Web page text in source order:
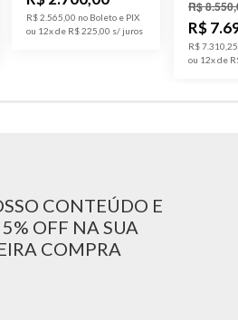
R$ 2.565,00 no Boleto e PIX
ou 12x de R$ 225,00
R$
R$
R$
ou 12x de
CONTEÚDO E
OFF NA SUA
COMPRA